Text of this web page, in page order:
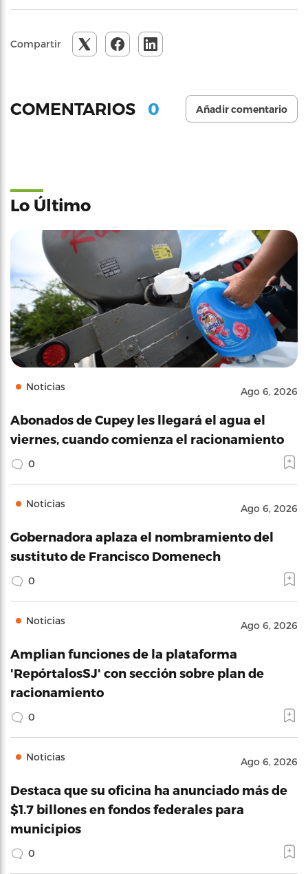
Compartir
COMENTARIOS 0 Añadir comentario
Lo Último
Noticias Ago 6, 2026
Abonados de Cupey les llegará el agua el
viernes, cuando comienza el racionamiento
0
Noticias Ago 6, 2026
Gobernadora aplaza el nombramiento del
sustituto de Francisco Domenech
0
Noticias Ago 6, 2026
Amplian funciones de la plataforma
'RepórtalosSJ' con sección sobre plan de
racionamiento
0
Noticias Ago 6, 2026
Destaca que su oficina ha anunciado más de
$1.7 billones en fondos federales para
municipios
0